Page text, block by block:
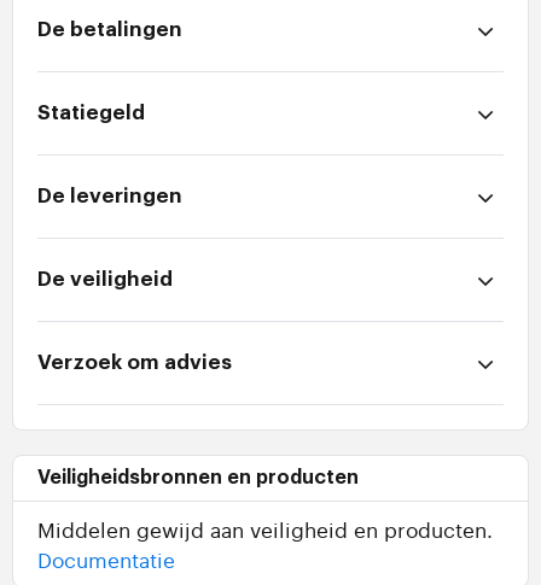
De betalingen
Statiegeld
De leveringen
De veiligheid
Verzoek om advies
Veiligheidsbronnen en producten
Middelen gewijd aan veiligheid en producten.
Documentatie